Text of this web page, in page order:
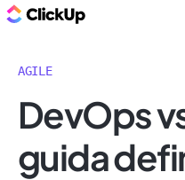
AGILE
DevOps
guida